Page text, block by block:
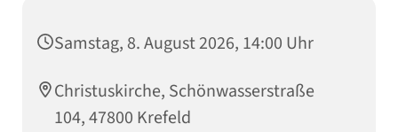
Samstag, 8. August 2026, 14:00 Uhr
Christuskirche, Schönwasserstraße
104, 47800 Krefeld